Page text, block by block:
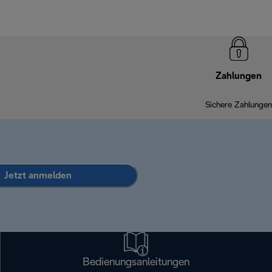
Zahlungen
Sichere Zahlungen
Jetzt anmelden
Bedienungsanleitungen